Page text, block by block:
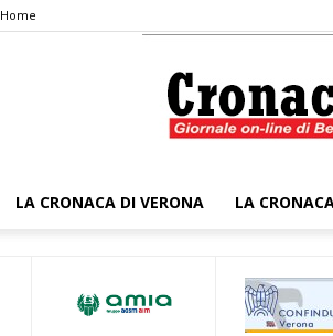
Home
LA CRONACA DI VERONA LA